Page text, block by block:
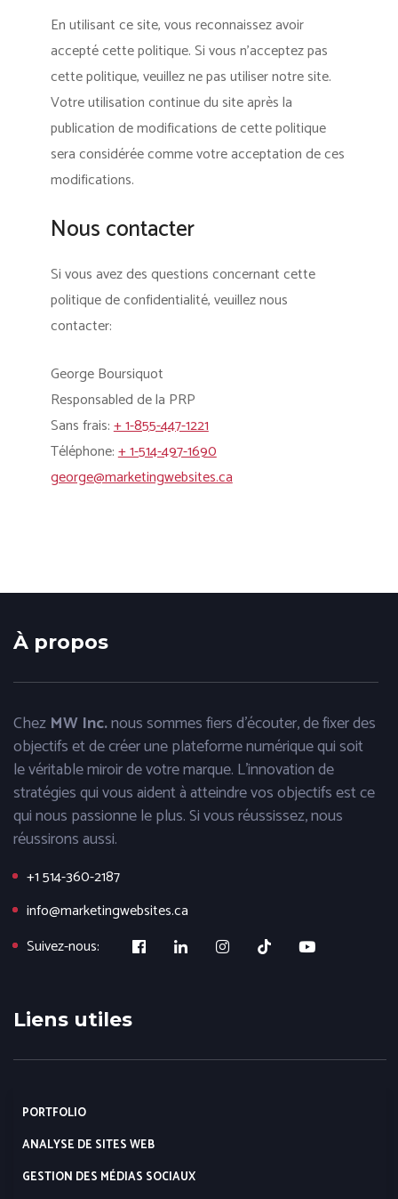
En utilisant ce site, vous reconnaissez avoir
accepté cette politique. Si vous n’acceptez pas
cette politique, veuillez ne pas utiliser notre site.
Votre utilisation continue du site après la
publication de modifications de cette politique
sera considérée comme votre acceptation de ces
modifications.
Nous contacter
Si vous avez des questions concernant cette
politique de confidentialité, veuillez nous
contacter:
George Boursiquot
Responsabled de la PRP
Sans frais:+ 1-855-447-1221
Téléphone:+ 1-514-497-1690
george@marketingwebsites.ca
À propos
Chez MW Inc.nous sommes fiers d'écouter, de fixer des
objectifs et de créer une plateforme numérique qui soit
le véritable miroir de votre marque. L'innovation de
stratégies qui vous aident à atteindre vos objectifs est ce
qui nous passionne le plus. Si vous réussissez, nous
réussirons aussi.
+1 514-360-2187
info@marketingwebsites.ca
Suivez-nous:
Liens utiles
PORTFOLIO
ANALYSE DE SITES WEB
GESTION DES MÉDIAS SOCIAUX